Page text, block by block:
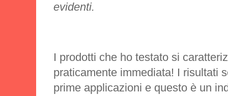
evidenti.
I prodotti che ho testato si
praticamente immediata! I risultati
prime applicazioni e questo è un